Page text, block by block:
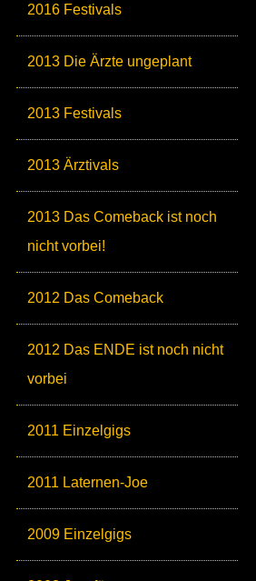
2016 Festivals
2013 Die Ärzte ungeplant
2013 Festivals
2013 Ärztivals
2013 Das Comeback ist noch
nicht vorbei!
2012 Das Comeback
2012 Das ENDE ist noch nicht
vorbei
2011 Einzelgigs
2011 Laternen-Joe
2009 Einzelgigs